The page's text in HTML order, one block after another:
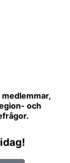
och